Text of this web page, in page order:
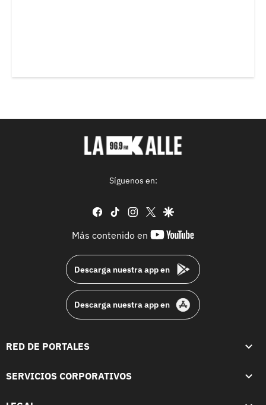
Síguenos en:
facebook
tiktok instagram
twittergoogle
Más contenido en
youtube-
Descarga nuestra app en
Descarga nuestra app en
RED DE PORTALES
SERVICIOS CORPORATIVOS